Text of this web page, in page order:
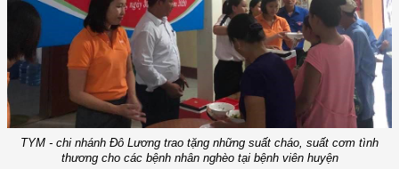
TYM - chi nhánh Đô Lương trao tặng những suất cháo, suất cơm tình
thương cho các bệnh nhân nghèo tại bệnh viên huyện